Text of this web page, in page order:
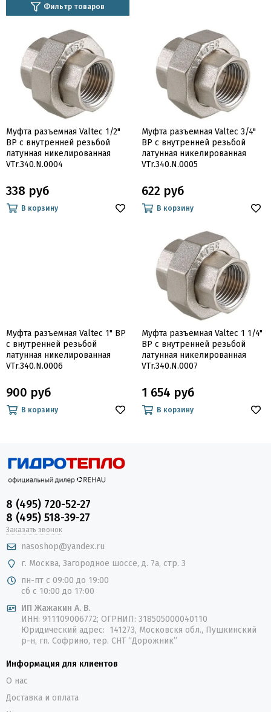
Фильтр товаров
Муфта разъемная Valtec 1/2"
ВР с внутренней резьбой
латунная никелированная
VTr.340.N.0004
338 руб
В корзину
Муфта разъемная Valtec 3/4"
ВР с внутренней резьбой
латунная никелированная
VTr.340.N.0005
622 руб
В корзину
Муфта разъемная Valtec 1" ВР
с внутренней резьбой
латунная никелированная
VTr.340.N.0006
900 руб
В корзину
Муфта разъемная Valtec 1 1/4"
ВР с внутренней резьбой
латунная никелированная
VTr.340.N.0007
1 654 руб
В корзину
8 (495) 720-52-27
8 (495) 518-39-27
Заказать звонок
nasoshop@yandex.ru
г. Москва, Загородное шоссе, д. 7а, стр. 3
пн-пт с 09:00 до 19:00
сб с 10:00 до 17:00
ИП Жажакин А. В.
ИНН: 911109006772; ОГРНИП: 318505000040110
Юридический адрес: 141273, Московскя обл., Пушкинский
р-н, гп. Софрино, тер. СНТ “Дорожник”
Информация для клиентов
О нас
Доставка и оплата